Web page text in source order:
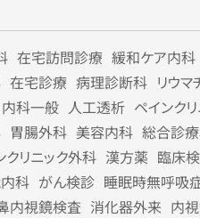
在宅訪問診療 緩和ケア内科
在宅診療 病理診断科 リウ
内科一般 人工透析 ペインク
胃腸外科 美容内科 総合診
クリニック外科 漢方薬 臨床
科 がん検診 睡眠時無呼吸
内視鏡検査 消化器外来 内